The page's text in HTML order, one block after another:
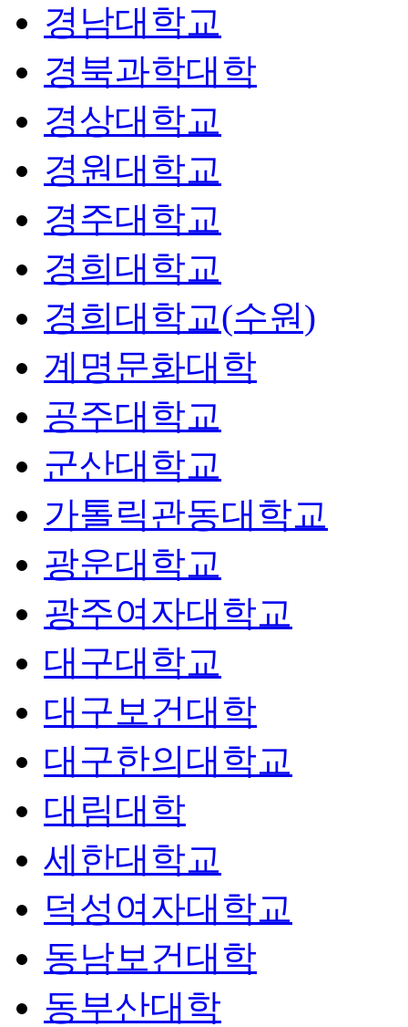
경남대학교
경북과학대학
경상대학교
경원대학교
경주대학교
경희대학교
경희대학교(수원)
계명문화대학
공주대학교
군산대학교
가톨릭관동대학교
광운대학교
광주여자대학교
대구대학교
대구보건대학
대구한의대학교
대림대학
세한대학교
덕성여자대학교
동남보건대학
동부산대학